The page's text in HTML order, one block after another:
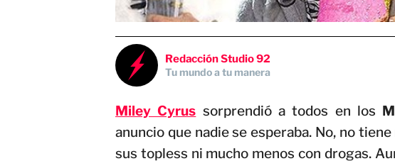
Redacción Studio 92
Tu mundo a tu manera
Miley Cyrus sorprendió a todos en los
anuncio que nadie se esperaba. No, no
sus topless ni mucho menos con drogas.